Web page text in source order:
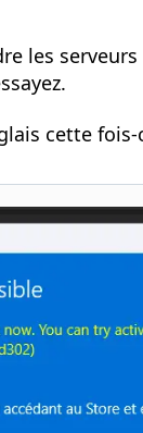
les
cette fois-